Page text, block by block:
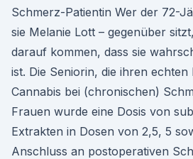
Schmerz-Patientin Wer der 72-
sie Melanie Lott – gegenüber
darauf kommen, dass sie
ist. Die Seniorin, die ihren
Cannabis bei (chronischen)
Frauen wurde eine Dosis von
Extrakten in Dosen von 2,5, 5
Anschluss an postoperativen